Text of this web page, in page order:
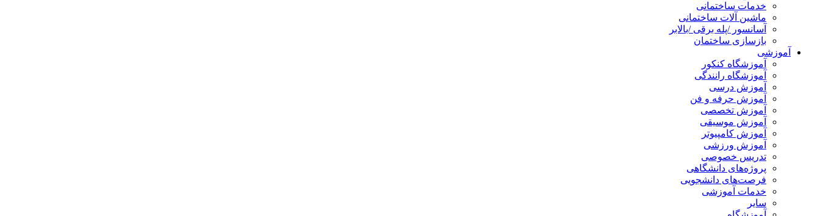
خدمات ساختمانی
ماشین آلات ساختمانی
آسانسور /پله برقی /بالابر
بازسازی ساختمان
آموزشی
آموزشگاه کنکور
آموزشگاه رانندگی
آموزش درسی
آموزش حرفه و فن
آموزش تخصصی
آموزش موسیقی
آموزش کامپیوتر
آموزش ورزشی
تدریس خصوصی
پروژه‌های دانشگاهی
فرصت‌های دانشجویی
خدمات آموزشی
سایر